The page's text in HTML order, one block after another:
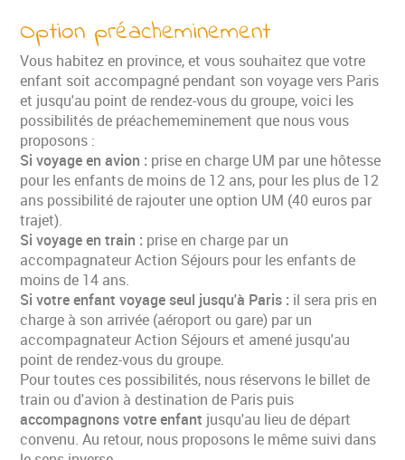
Option préacheminement
Vous habitez en province, et vous souhaitez que votre
enfant soit accompagné pendant son voyage vers Paris
et jusqu'au point de rendez-vous du groupe, voici les
possibilités de préachememinement que nous vous
proposons :
Si voyage en avion : prise en charge UM par une hôtesse
pour les enfants de moins de 12 ans, pour les plus de 12
ans possibilité de rajouter une option UM (40 euros par
trajet).
Si voyage en train : prise en charge par un
accompagnateur Action Séjours pour les enfants de
moins de 14 ans.
Si votre enfant voyage seul jusqu'à Paris : il sera pris en
charge à son arrivée (aéroport ou gare) par un
accompagnateur Action Séjours et amené jusqu'au
point de rendez-vous du groupe.
Pour toutes ces possibilités, nous réservons le billet de
train ou d'avion à destination de Paris puis
accompagnons votre enfant jusqu'au lieu de départ
convenu. Au retour, nous proposons le même suivi dans